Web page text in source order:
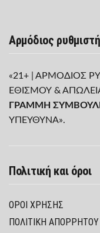
Αρμόδιος
«21+ | ΑΡΜΟΔΙΟΣ
ΕΘΙΣΜΟΥ &
ΓΡΑΜΜΗ
ΥΠΕΥΘΥΝΑ».
Πολιτική και όροι
ΌΡΟΙ ΧΡΉΣΗΣ
ΠΟΛΙΤΙΚΉ ΑΠΟΡΡΉΤΟΥ